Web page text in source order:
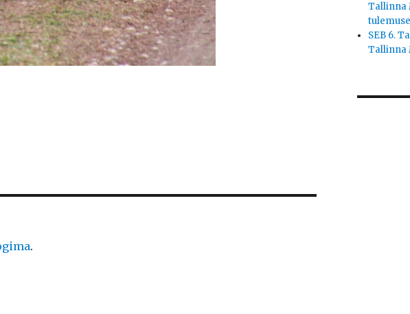
.
Tallinna
SEB 6.
Tallinna